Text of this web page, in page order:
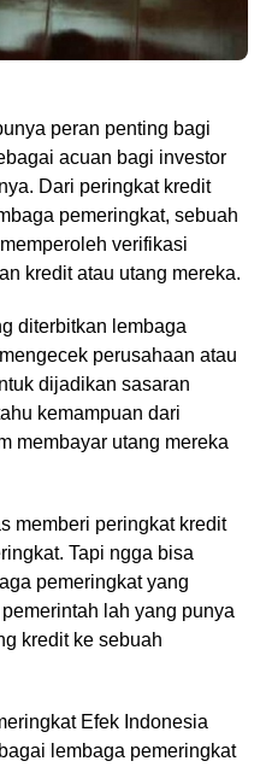
peran penting bagi
acuan bagi investor
Dari peringkat kredit
pemeringkat, sebuah
verifikasi
kredit atau utang mereka.
diterbitkan lembaga
perusahaan atau
dijadikan sasaran
kemampuan dari
membayar utang mereka
memberi peringkat kredit
Tapi ngga bisa
pemeringkat yang
lah yang punya
kredit ke sebuah
Efek Indonesia
lembaga pemeringkat